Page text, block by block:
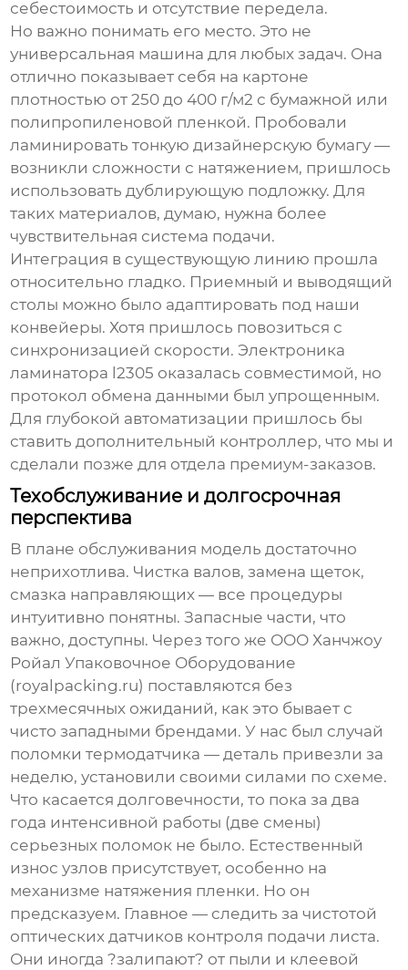
себестоимость и отсутствие передела.
Но важно понимать его место. Это не
универсальная машина для любых задач. Она
отлично показывает себя на картоне
плотностью от 250 до 400 г/м2 с бумажной или
полипропиленовой пленкой. Пробовали
ламинировать тонкую дизайнерскую бумагу —
возникли сложности с натяжением, пришлось
использовать дублирующую подложку. Для
таких материалов, думаю, нужна более
чувствительная система подачи.
Интеграция в существующую линию прошла
относительно гладко. Приемный и выводящий
столы можно было адаптировать под наши
конвейеры. Хотя пришлось повозиться с
синхронизацией скорости. Электроника
ламинатора l2305 оказалась совместимой, но
протокол обмена данными был упрощенным.
Для глубокой автоматизации пришлось бы
ставить дополнительный контроллер, что мы и
сделали позже для отдела премиум-заказов.
Техобслуживание и долгосрочная
перспектива
В плане обслуживания модель достаточно
неприхотлива. Чистка валов, замена щеток,
смазка направляющих — все процедуры
интуитивно понятны. Запасные части, что
важно, доступны. Через того же ООО Ханчжоу
Ройал Упаковочное Оборудование
(royalpacking.ru) поставляются без
трехмесячных ожиданий, как это бывает с
чисто западными брендами. У нас был случай
поломки термодатчика — деталь привезли за
неделю, установили своими силами по схеме.
Что касается долговечности, то пока за два
года интенсивной работы (две смены)
серьезных поломок не было. Естественный
износ узлов присутствует, особенно на
механизме натяжения пленки. Но он
предсказуем. Главное — следить за чистотой
оптических датчиков контроля подачи листа.
Они иногда ?залипают? от пыли и клеевой